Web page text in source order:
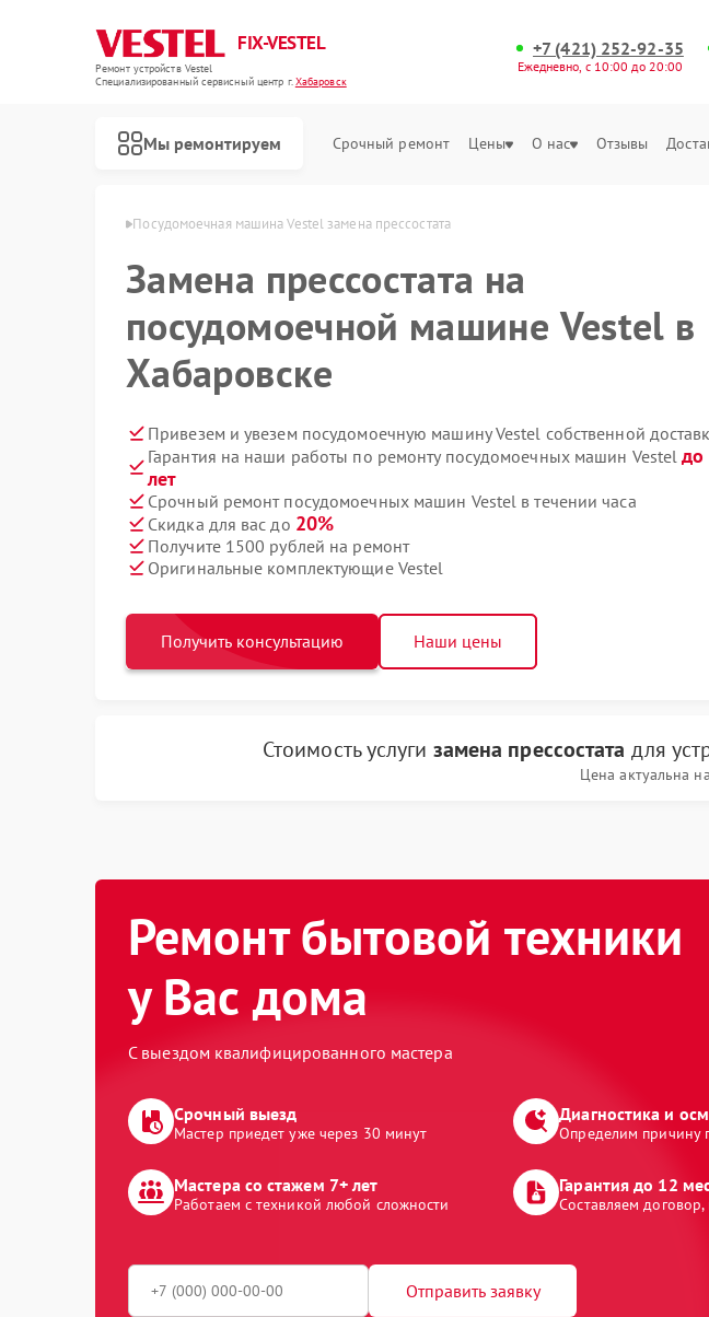
FIX-VESTEL
Ремонт устройств Vestel
Специализированный cервисный центр г.Хабаровск
+7 (421) 252-92-35
Ежедневно, с 10:00 до 20:00
Мы ремонтируем Срочный ремонт Цены О нас Отзывы
в Хабаровске Посудомоечная машина Vestel замена прессостата
Замена прессостата на
посудомоечной машине Vestel в
Хабаровске
Привезем и увезем посудомоечную машину Vestel собственной
Гарантия на наши работы по ремонту посудомоечных машин Vestelдо
лет
Срочный ремонт посудомоечных машин Vestel в течении часа
Скидка для вас до 20%
Получите 1500 рублей на ремонт
Оригинальные комплектующие Vestel
Получить консультацию Наши цены
Стоимость услуги замена прессостата для
Цена актуальна
Ремонт бытовой техники
у Вас дома
С выездом квалифицированного мастера
Срочный выезд
Мастер приедет уже через 30 минут
Диагностика и
Определим причину
Мастера со стажем 7+ лет
Работаем с техникой любой сложности
Гарантия до 12
Составляем
Отправить заявку